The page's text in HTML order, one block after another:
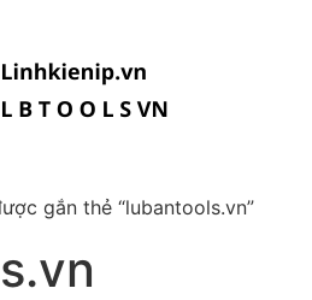
gắn thẻ “lubantools.vn”